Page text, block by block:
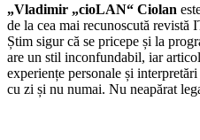
„Vladimir „cioLAN“ Ciolan
de la cea mai recunoscută revistă
Știm sigur că se pricepe și la
are un stil inconfundabil, iar
experiențe personale și
cu zi și nu numai. Nu neapărat